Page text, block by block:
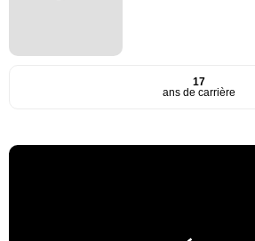
17
ans de carrière